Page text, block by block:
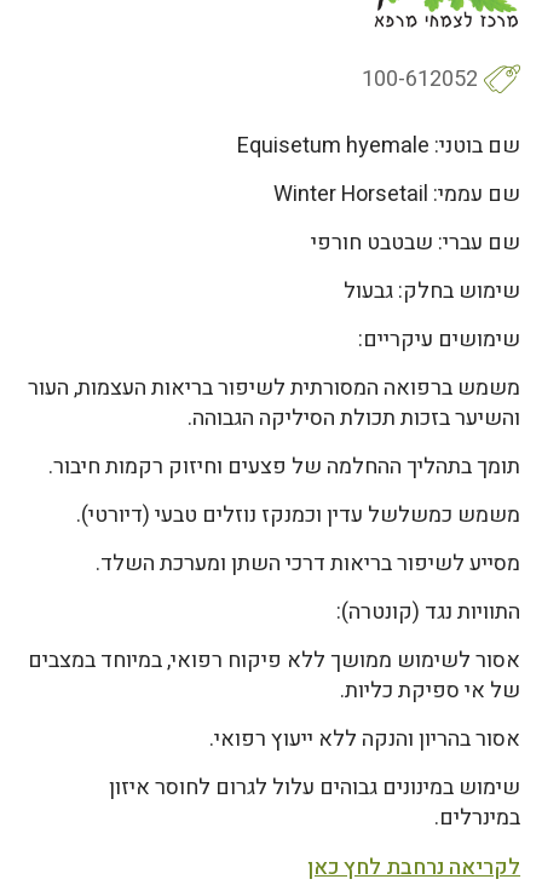
100-612052
שם בוטני: Equisetum hyemale
שם עממי: Winter Horsetail
שם עברי: שבטבט חורפי
שימוש בחלק: גבעול
שימושים עיקריים:
משמש ברפואה המסורתית לשיפור בריאות העצמות, העור
והשיער בזכות תכולת הסיליקה הגבוהה.
תומך בתהליך ההחלמה של פצעים וחיזוק רקמות חיבור.
משמש כמשלשל עדין וכמנקז נוזלים טבעי (דיורטי).
מסייע לשיפור בריאות דרכי השתן ומערכת השלד.
התוויות נגד (קונטרה):
אסור לשימוש ממושך ללא פיקוח רפואי, במיוחד במצבים
של אי ספיקת כליות.
אסור בהריון והנקה ללא ייעוץ רפואי.
שימוש במינונים גבוהים עלול לגרום לחוסר איזון
במינרלים.
לקריאה נרחבת לחץ כאן